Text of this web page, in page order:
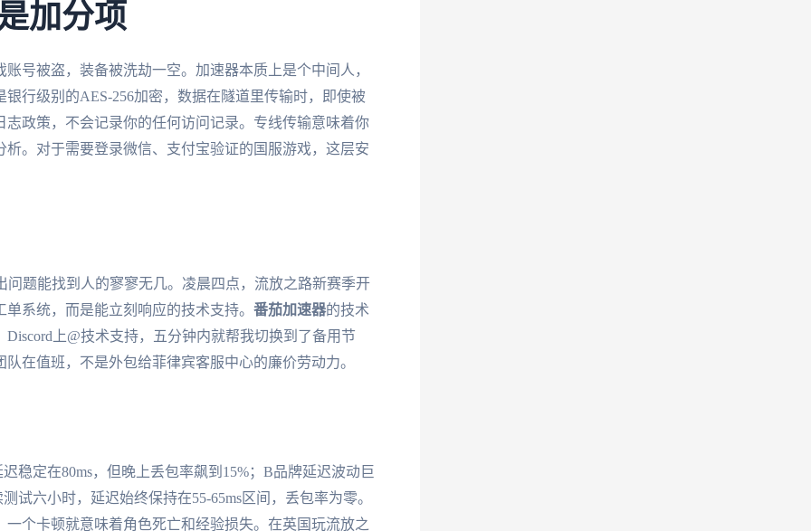
加分项
号被盗，装备被洗劫一空。加速器本质上是个中间人，
银行级别的AES-256加密，数据在隧道里传输时，即使被
政策，不会记录你的任何访问记录。专线传输意味着你
。对于需要登录微信、支付宝验证的国服游戏，这层安
题能找到人的寥寥无几。凌晨四点，流放之路新赛季开
系统，而是能立刻响应的技术支持。 番茄加速器的技术
上@技术支持，五分钟内就帮我切换到了备用节
在值班，不是外包给菲律宾客服中心的廉价劳动力。
稳定在80ms，但晚上丢包率飙到15%；B品牌延迟波动巨
试六小时，延迟始终保持在55-65ms区间，丢包率为零。
个卡顿就意味着角色死亡和经验损失。在英国玩流放之